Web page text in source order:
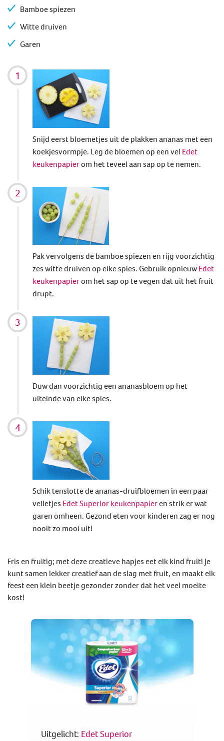
Uitgelicht: Edet Superior
Bamboe spiezen
Witte druiven
Garen
Snijd eerst bloemetjes uit de plakken ananas met een
koekjesvormpje. Leg de bloemen op een vel Edet
keukenpapierom het teveel aan sap op te nemen.
Pak vervolgens de bamboe spiezen en rijg voorzichtig
zes witte druiven op elke spies. Gebruik opnieuw Edet
keukenpapierom het sap op te vegen dat uit het fruit
drupt.
Duw dan voorzichtig een ananasbloem op het
uiteinde van elke spies.
Schik tenslotte de ananas-druifbloemen in een paar
velletjes Edet Superior keukenpapieren strik er wat
garen omheen. Gezond eten voor kinderen zag er nog
nooit zo mooi uit!
Fris en fruitig; met deze creatieve hapjes eet elk kind fruit! Je
kunt samen lekker creatief aan de slag met fruit, en maakt elk
feest een klein beetje gezonder zonder dat het veel moeite
kost!